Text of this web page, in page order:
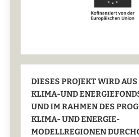
DIESES PROJEKT WIRD
KLIMA-UND
UND IM RAHMEN DES
KLIMA- UND ENERGIE-
MODELLREGIONEN